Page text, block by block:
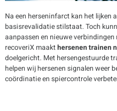
Na een herseninfarct kan het lijken
basisrevalidatie stilstaat. Toch
aanpassen en nieuwe
recoveriX maakthersenen trainen
doelgericht. Met hersengestuurde
helpen wij hersenen signalen weer
coördinatie en spiercontrole